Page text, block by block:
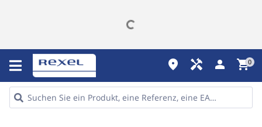
place handyman person shopping_cart0